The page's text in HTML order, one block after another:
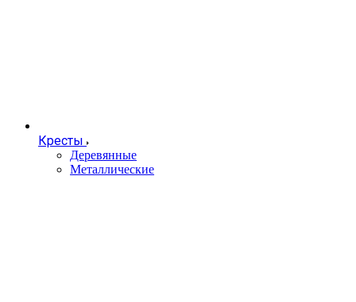
Кресты
Деревянные
Металлические